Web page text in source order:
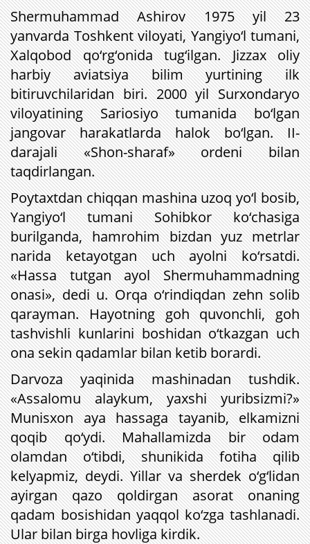
Shermuhammad Ashirov 1975 yil 23
yanvarda Toshkent viloyati, Yangiyo‘l tumani,
Xalqobod qo‘rg‘onida tug‘ilgan. Jizzax oliy
harbiy aviatsiya bilim yurtining ilk
bitiruvchilaridan biri. 2000 yil Surxondaryo
viloyatining Sariosiyo tumanida bo‘lgan
jangovar harakatlarda halok bo‘lgan. II-
darajali «Shon-sharaf» ordeni bilan
taqdirlangan.
Poytaxtdan chiqqan mashina uzoq yo‘l bosib,
Yangiyo‘l tumani Sohibkor ko‘chasiga
burilganda, hamrohim bizdan yuz metrlar
narida ketayotgan uch ayolni ko‘rsatdi.
«Hassa tutgan ayol Shermuhammadning
onasi», dedi u. Orqa o‘rindiqdan zehn solib
qarayman. Hayotning goh quvonchli, goh
tashvishli kunlarini boshidan o‘tkazgan uch
ona sekin qadamlar bilan ketib borardi.
Darvoza yaqinida mashinadan tushdik.
«Assalomu alaykum, yaxshi yuribsizmi?»
Munisxon aya hassaga tayanib, elkamizni
qoqib qo‘ydi. Mahallamizda bir odam
olamdan o‘tibdi, shunikida fotiha qilib
kelyapmiz, deydi. Yillar va sherdek o‘g‘lidan
ayirgan qazo qoldirgan asorat onaning
qadam bosishidan yaqqol ko‘zga tashlanadi.
Ular bilan birga hovliga kirdik.